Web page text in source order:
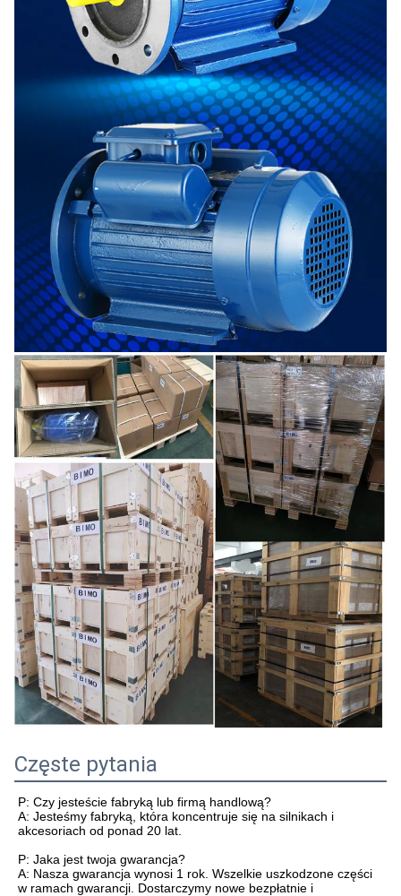
Częste pytania
P: Czy jesteście fabryką lub firmą handlową?
A: Jesteśmy fabryką, która koncentruje się na silnikach i
akcesoriach od ponad 20 lat.
P: Jaka jest twoja gwarancja?
A: Nasza gwarancja wynosi 1 rok. Wszelkie uszkodzone części
w ramach gwarancji. Dostarczymy nowe bezpłatnie i